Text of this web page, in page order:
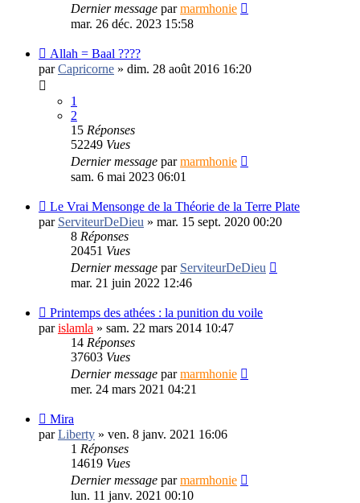
Dernier message parmarmhonie
mar. 26 déc. 2023 15:58
Allah = Baal ????
parCapricorne » dim. 28 août 2016 16:20
1
2
15 Réponses
52249 Vues
Dernier message parmarmhonie
sam. 6 mai 2023 06:01
Le Vrai Mensonge de la Théorie de la Terre Plate
par ServiteurDeDieu » mar. 15 sept. 2020 00:20
8 Réponses
20451 Vues
Dernier message par ServiteurDeDieu
mar. 21 juin 2022 12:46
Printemps des athées : la punition du voile
parislamla » sam. 22 mars 2014 10:47
14 Réponses
37603 Vues
Dernier message parmarmhonie
mer. 24 mars 2021 04:21
Mira
parLiberty » ven. 8 janv. 2021 16:06
1 Réponses
14619 Vues
Dernier message parmarmhonie
lun. 11 janv. 2021 00:10